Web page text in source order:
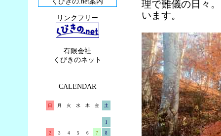
リンクフリー
有限会社
くびきのネット
CALENDAR
日 月 火 水 木 金 土
1
2 3 4 5 6 7 8
理で難儀の日々
います。